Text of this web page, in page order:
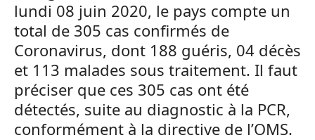
lundi 08 juin 2020, le pays compte un
total de 305 cas confirmés de
Coronavirus, dont 188 guéris, 04 décès
et 113 malades sous traitement. Il faut
préciser que ces 305 cas ont été
détectés, suite au diagnostic à la PCR,
conformément à la directive de l’OMS.